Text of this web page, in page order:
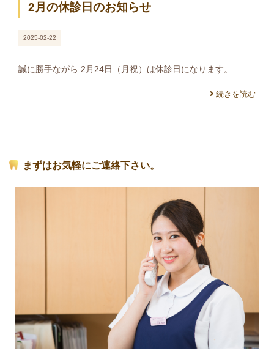
2月の休診日のお知らせ
2025-02-22
誠に勝手ながら 2月24日（月祝）は休診日になります。
続きを読む
まずはお気軽にご連絡下さい。